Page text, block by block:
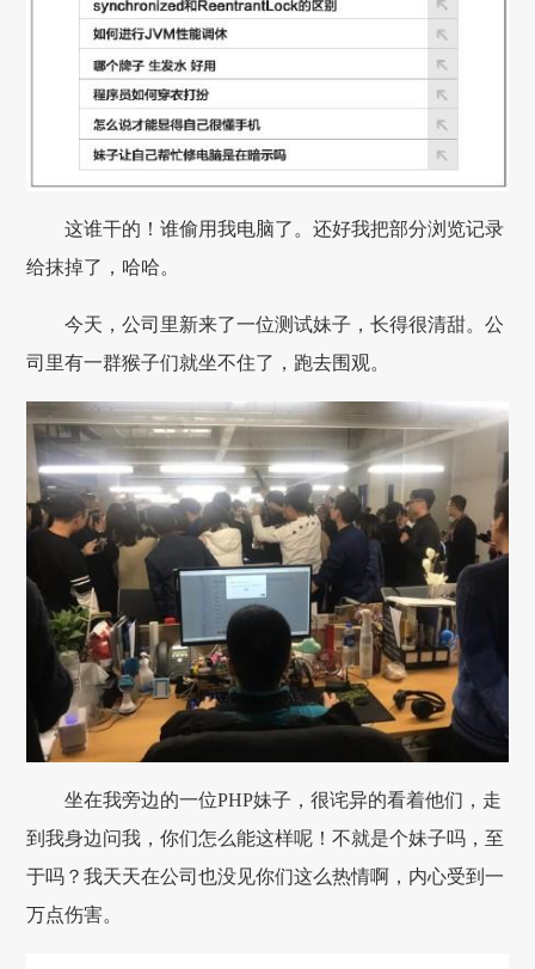
这谁干的！谁偷用我电脑了。还好我把部分浏览记录
给抹掉了，哈哈。
今天，公司里新来了一位测试妹子，长得很清甜。公
司里有一群猴子们就坐不住了，跑去围观。
坐在我旁边的一位PHP妹子，很诧异的看着他们，走
到我身边问我，你们怎么能这样呢！不就是个妹子吗，至
于吗？我天天在公司也没见你们这么热情啊，内心受到一
万点伤害。